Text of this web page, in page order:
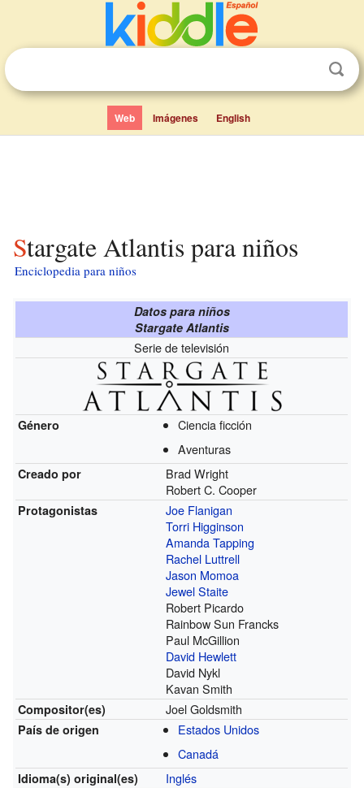
Web Imágenes English
Stargate Atlantis para niños
Enciclopedia para niños
Datos para niños
Stargate Atlantis
Serie de televisión
Género
Ciencia ficción
Aventuras
Creado por
Brad Wright
Robert C. Cooper
Protagonistas
Joe Flanigan
Torri Higginson
Amanda Tapping
Rachel Luttrell
Jason Momoa
Jewel Staite
Robert Picardo
Rainbow Sun Francks
Paul McGillion
David Hewlett
David Nykl
Kavan Smith
Compositor(es) Joel Goldsmith
País de origen
Estados Unidos
Canadá
Idioma(s) original(es) Inglés